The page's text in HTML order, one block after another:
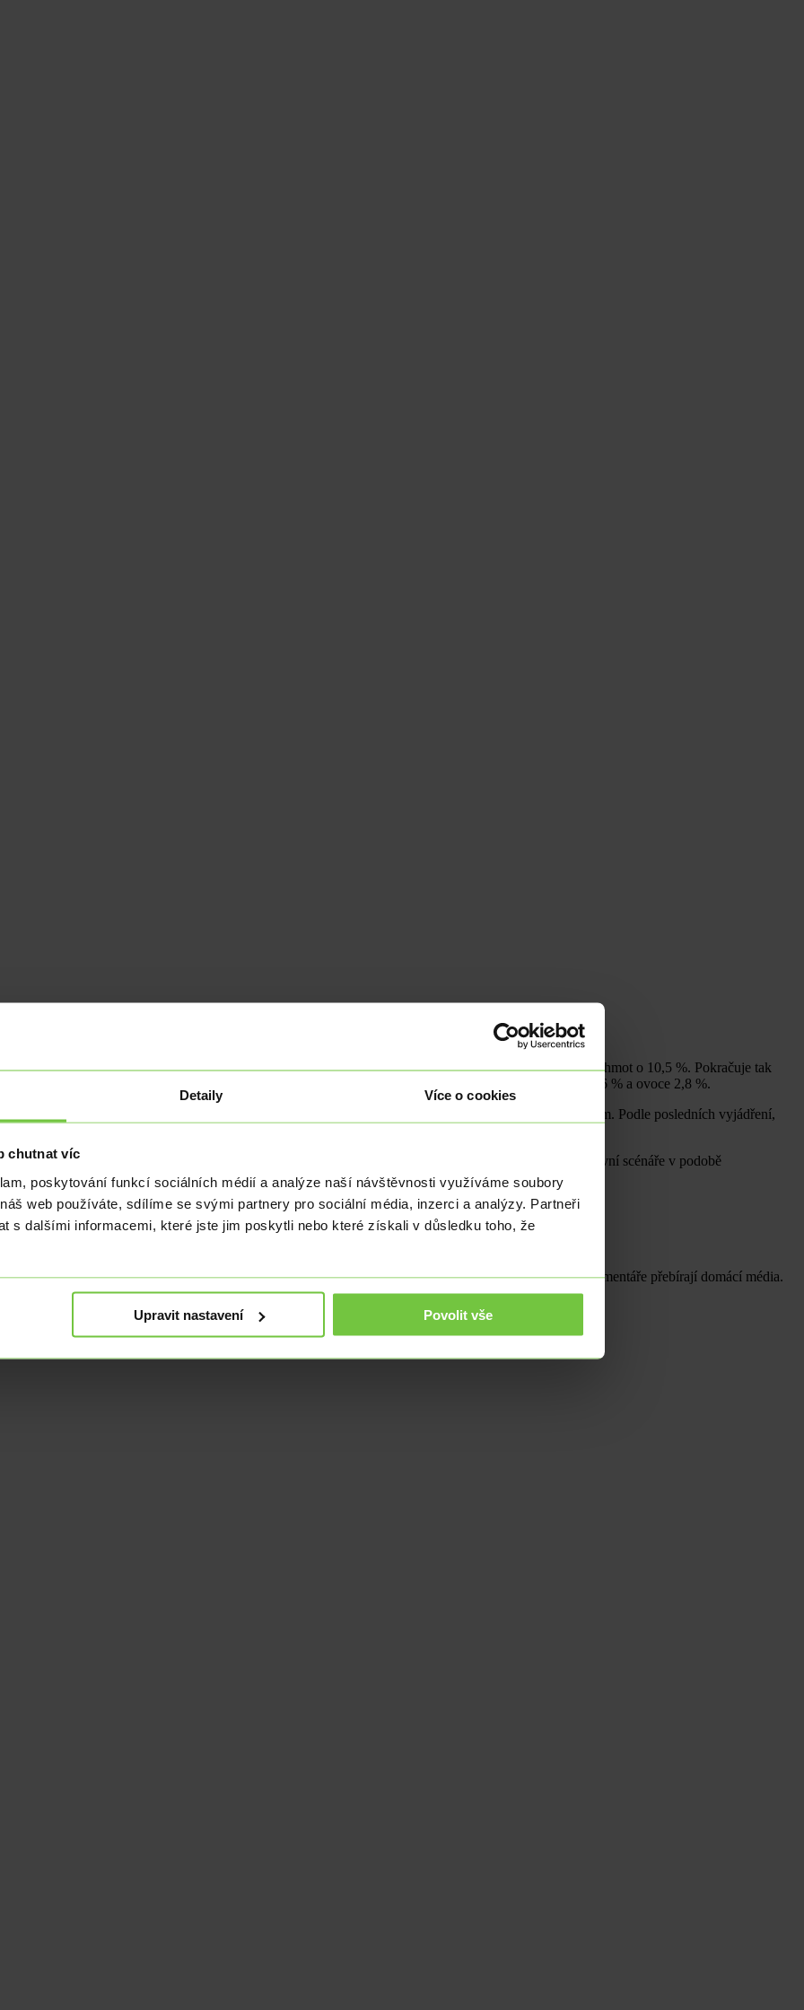
Detaily Více o cookies
chutnat víc
poskytování funkcí sociálních médií a analýze naší návštěvnosti využíváme soubory
web používáte, sdílíme se svými partnery pro sociální média, inzerci a analýzy. Partneři
s dalšími informacemi, které jste jim poskytli nebo které získali v důsledku toho, že
Upravit nastavení Povolit vše
naopak klesly o 0,2 %.
velmi nestandardní vlivem vládních omezení ekonomiky. Oproti březnu se snížily ceny u pohonných hmot o 10,5 %. Pokračuje tak
na světových trzích, která se dnes pohybuje kolem 26,15 USD/barel. Vzhůru šly také ceny zeleniny o 7,6 % a ovoce 2,8 %.
že inflace v budoucnu nebude problém a počítají tím, že se udrží v blízkosti či pod jejich inflačním cílem. Podle posledních vyjádření,
Zajímavé však je, že centrální bankéři očekávají pouze 4 % růst v roce 2021.
srazila na 0,25 %. Další snížení k technické nule je nejspíš otázkou času a dále mohou přijít alternativní scénáře v podobě
nestandardním arzenálu, budou to nejspíš opět intervence proti koruně.
od roku 2008. Jeho doménou jsou analýzy makroekonomických údajů, mezinárodní politika a jeho komentáře přebírají domácí média.